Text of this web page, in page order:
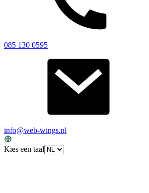
085 130 0595
info@web-wings.nl
Kies een taal